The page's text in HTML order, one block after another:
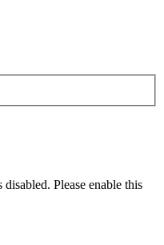
Please enable this